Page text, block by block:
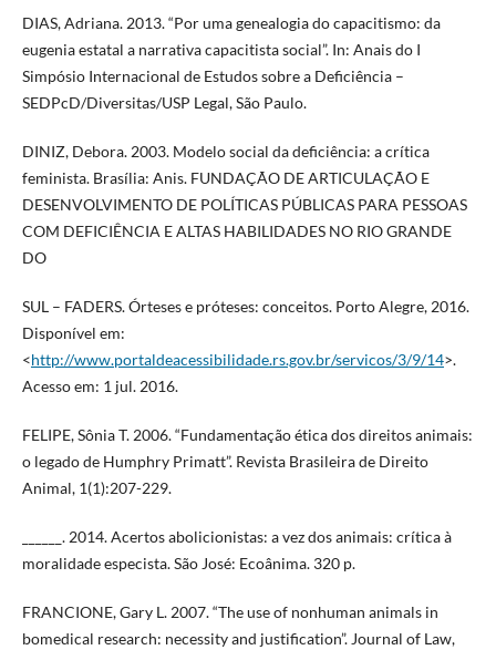
DIAS, Adriana. 2013. “Por uma genealogia do capacitismo: da
eugenia estatal a narrativa capacitista social”. In: Anais do I
Simpósio Internacional de Estudos sobre a Deficiência –
SEDPcD/Diversitas/USP Legal, São Paulo.
DINIZ, Debora. 2003. Modelo social da deficiência: a crítica
feminista. Brasília: Anis. FUNDAÇÃO DE ARTICULAÇÃO E
DESENVOLVIMENTO DE POLÍTICAS PÚBLICAS PARA PESSOAS
COM DEFICIÊNCIA E ALTAS HABILIDADES NO RIO GRANDE
DO
SUL – FADERS. Órteses e próteses: conceitos. Porto Alegre, 2016.
Disponível em:
<http://www.portaldeacessibilidade.rs.gov.br/servicos/3/9/14>.
Acesso em: 1 jul. 2016.
FELIPE, Sônia T. 2006. “Fundamentação ética dos direitos animais:
o legado de Humphry Primatt”. Revista Brasileira de Direito
Animal, 1(1):207-229.
______. 2014. Acertos abolicionistas: a vez dos animais: crítica à
moralidade especista. São José: Ecoânima. 320 p.
FRANCIONE, Gary L. 2007. “The use of nonhuman animals in
bomedical research: necessity and justification”. Journal of Law,